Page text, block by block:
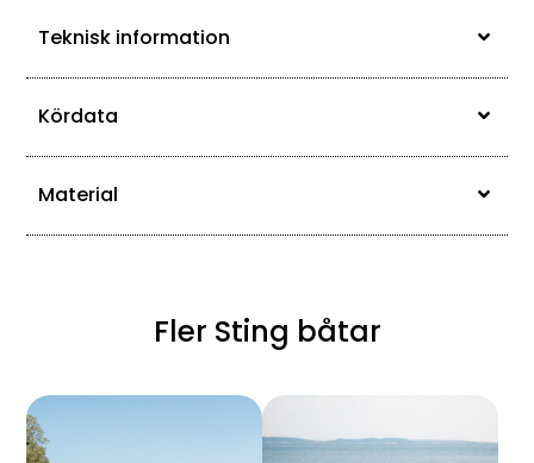
Teknisk information
Kördata
Material
Fler Sting båtar